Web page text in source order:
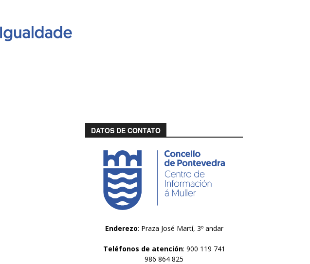
DATOS DE CONTATO
Enderezo: Praza José Martí, 3º andar
Teléfonos de atención: 900 119 741
986 864 825